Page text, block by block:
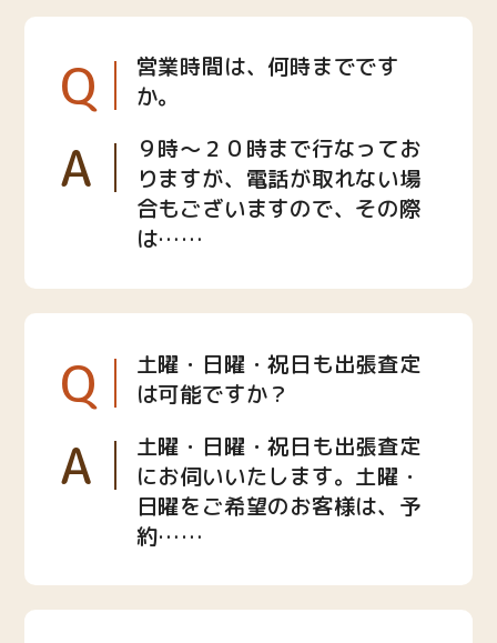
Q
営業時間は、何時までです
か。
A
９時〜２０時まで行なってお
りますが、電話が取れない場
合もございますので、その際
は……
Q
土曜・日曜・祝日も出張査定
は可能ですか？
A
土曜・日曜・祝日も出張査定
にお伺いいたします。土曜・
日曜をご希望のお客様は、予
約……